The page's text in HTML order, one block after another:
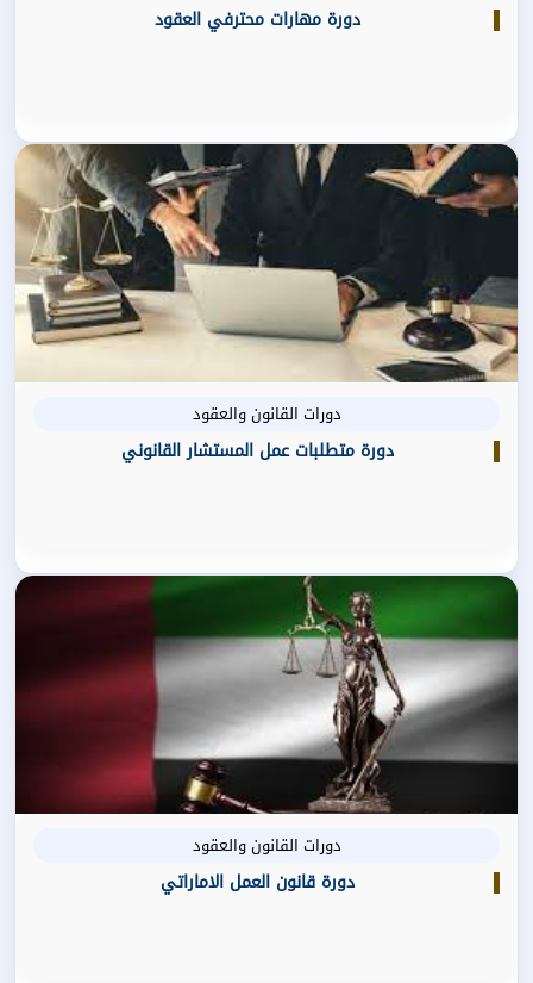
دورة مهارات محترفي العقود
دورات القانون والعقود
دورة متطلبات عمل المستشار القانوني
دورات القانون والعقود
دورة قانون العمل الاماراتي